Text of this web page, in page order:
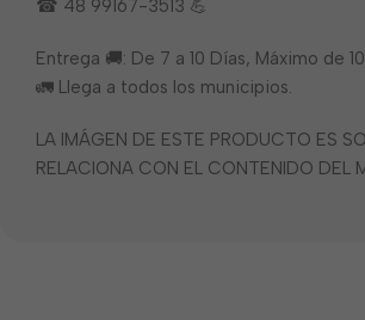
☎ 48 99167-3513 💪
Entrega 🚚: De 7 a 10 Días, Máximo de
🚛 Llega a todos los municipios.
LA IMÁGEN DE ESTE PRODUCTO ES
RELACIONA CON EL CONTENIDO DEL